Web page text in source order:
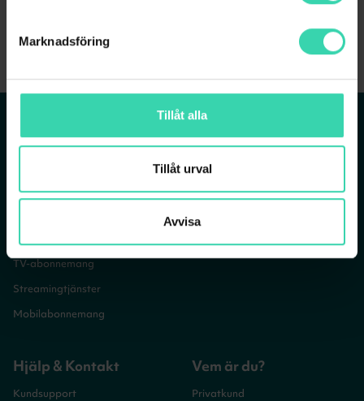
Marknadsföring
Tillåt alla
Tillåt urval
Avvisa
REDAN KUND? LOGGA IN
Tjänster
Bredband via fiber
TV-abonnemang
Streamingtjänster
Mobilabonnemang
Om Sappa
Vår verksamhet
Vår historia
Hjälp & Kontakt
Kundsupport
Vem är du?
Privatkund